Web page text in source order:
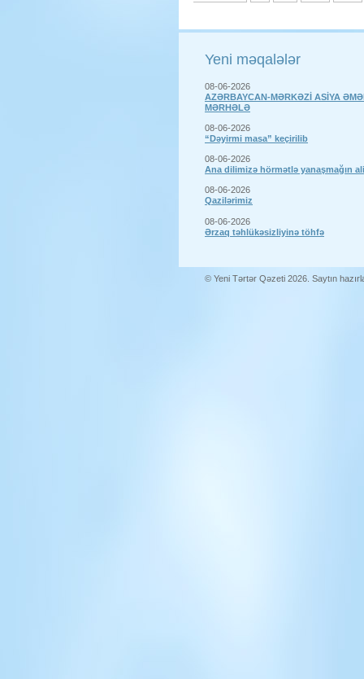
Yeni məqalələr
08-06-2026
AZƏRBAYCAN-MƏRKƏZİ ASİYA
MƏRHƏLƏ
08-06-2026
“Dəyirmi masa” keçirilib
08-06-2026
Ana dilimizə hörmətlə yanaşmağın
08-06-2026
Qazilərimiz
08-06-2026
Ərzaq təhlükəsizliyinə töhfə
© Yeni Tərtər Qəzeti 2026. Saytın